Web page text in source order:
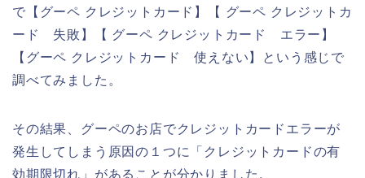
で【グーペ クレジットカード】【 グーペ クレジットカ
ード 失敗】【 グーペ クレジットカード エラー】
【グーペ クレジットカード 使えない】という感じで
調べてみました。
その結果、グーペのお店でクレジットカードエラーが
発生してしまう原因の１つに「クレジットカードの有
効期限切れ」があることが分かりました。